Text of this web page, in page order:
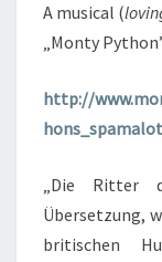
A musical (
„Monty
http://
„Die Ritter
Übersetzung,
britischen